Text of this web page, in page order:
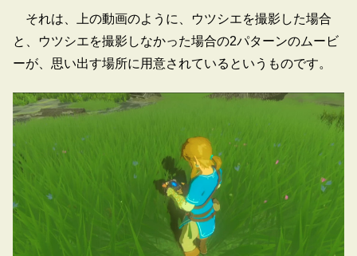
それは、上の動画のように、ウツシエを撮影した場合
と、ウツシエを撮影しなかった場合の2パターンのムービ
ーが、思い出す場所に用意されているというものです。